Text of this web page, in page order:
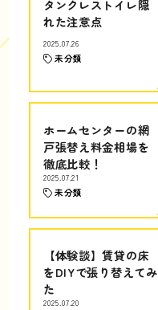
タンクレストイレ隠
れた注意点
2025.07.26
未分類
ホームセンターの網
戸張替え料金相場を
徹底比較！
2025.07.21
未分類
【体験談】賃貸の床
をDIYで張り替えてみ
た
2025.07.20